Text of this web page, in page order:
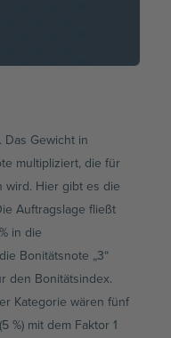
Gewicht in
multipliziert, die für
wird. Hier gibt es die
Auftragslage fließt
in die
Bonitätsnote „3“
den Bonitätsindex.
Kategorie wären fünf
%) mit dem Faktor 1